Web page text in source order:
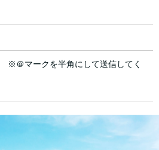
※＠マークを半角にして送信してく